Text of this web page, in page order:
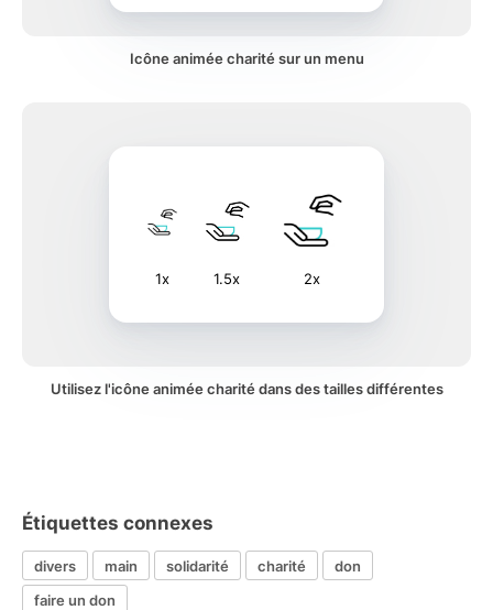
Icône animée charité sur un menu
1x 1.5x 2x
Utilisez l'icône animée charité dans des tailles différentes
Étiquettes connexes
divers main solidarité charité
don
faire un don